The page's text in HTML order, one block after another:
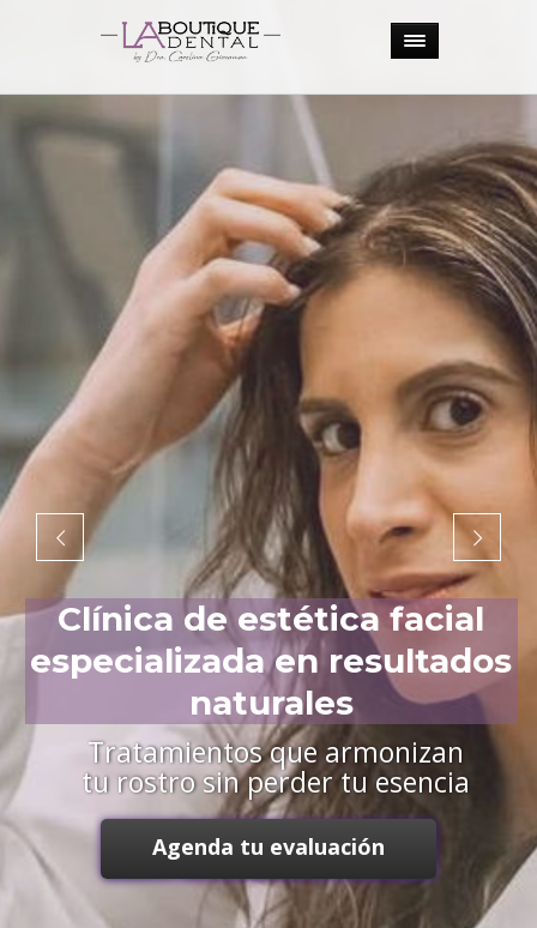
Tratamientos que armonizan
tu rostro sin perder tu esencia
Agenda tu evaluación
Clínica de estética facial
especializada en resultados
naturales